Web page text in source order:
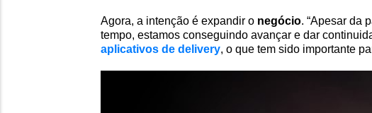
Agora, a intenção é expandir o negócio. “Apesar da
tempo, estamos conseguindo avançar e dar
aplicativos de delivery, o que tem sido importante